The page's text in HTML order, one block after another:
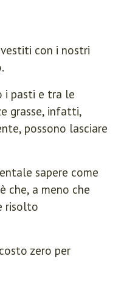
con i nostri
i pasti e tra le
grasse, infatti,
possono lasciare
sapere come
che, a meno che
risolto
zero per